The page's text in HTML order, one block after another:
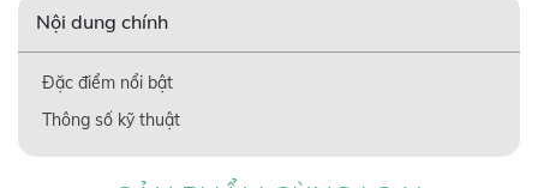
Nội dung chính
Đặc điểm nổi bật
Thông số kỹ thuật